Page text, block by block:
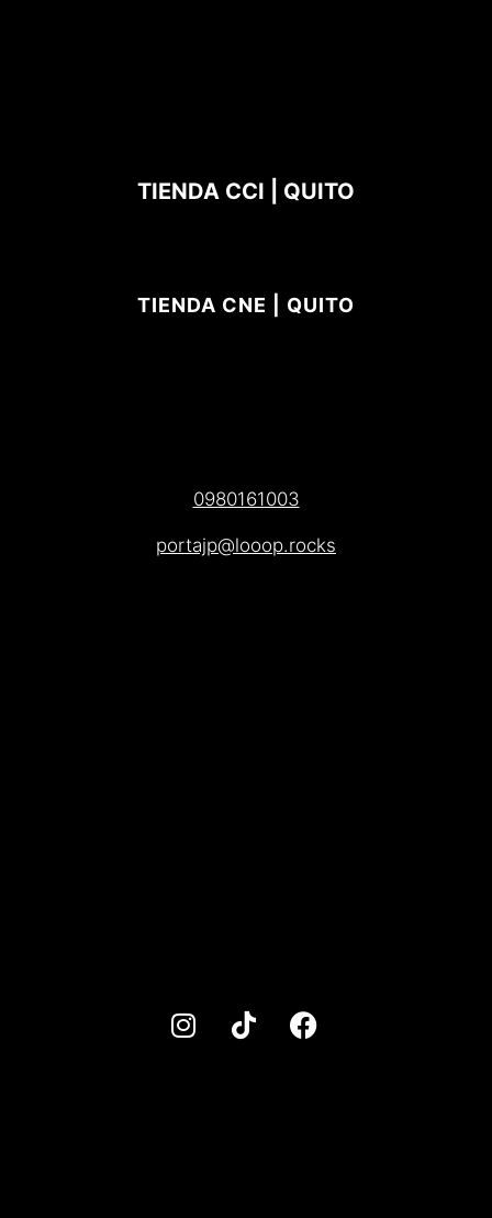
TIENDA CCI | QUITO
TIENDA CNE | QUITO
0980161003
portajp@looop.rocks